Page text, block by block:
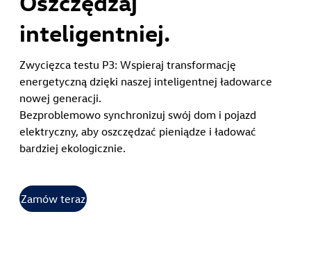
inteligentniej.
Zwycięzca testu P3: Wspieraj transformację
energetyczną dzięki naszej inteligentnej ładowarce
nowej generacji.
Bezproblemowo synchronizuj swój dom i pojazd
elektryczny, aby oszczędzać pieniądze i ładować
bardziej ekologicznie.
Zamów teraz